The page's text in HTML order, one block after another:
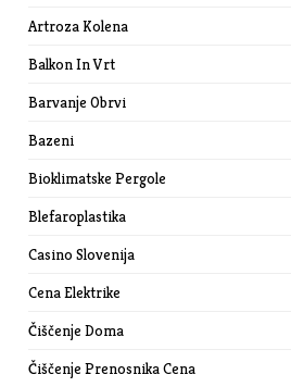
Artroza Kolena
Balkon In Vrt
Barvanje Obrvi
Bazeni
Bioklimatske Pergole
Blefaroplastika
Casino Slovenija
Cena Elektrike
Čiščenje Doma
Čiščenje Prenosnika Cena